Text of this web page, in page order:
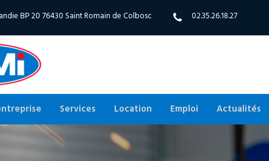
BP 20 76430 Saint Romain de Colbosc 02.35.26.18.27
Services Location Emploi Actualités